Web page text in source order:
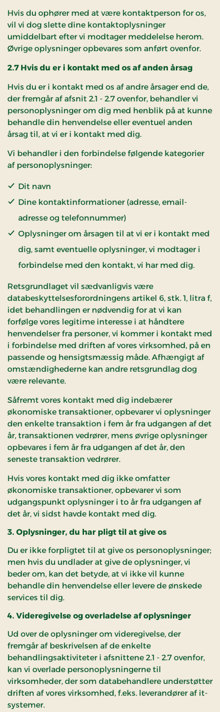
Hvis du ophører med at være kontaktperson for os,
vil vi dog slette dine kontaktoplysninger
umiddelbart efter vi modtager meddelelse herom.
Øvrige oplysninger opbevares som anført ovenfor.
2.7 Hvis du er i kontakt med os af anden årsag
Hvis du er i kontakt med os af andre årsager end de,
der fremgår af afsnit 2.1 - 2.7 ovenfor, behandler vi
personoplysninger om dig med henblik på at kunne
behandle din henvendelse eller eventuel anden
årsag til, at vi er i kontakt med dig.
Vi behandler i den forbindelse følgende kategorier
af personoplysninger:
Dit navn
Dine kontaktinformationer (adresse, email-
adresse og telefonnummer)
Oplysninger om årsagen til at vi er i kontakt med
dig, samt eventuelle oplysninger, vi modtager i
forbindelse med den kontakt, vi har med dig.
Retsgrundlaget vil sædvanligvis være
databeskyttelsesforordningens artikel 6, stk. 1, litra f,
idet behandlingen er nødvendig for at vi kan
forfølge vores legitime interesse i at håndtere
henvendelser fra personer, vi kommer i kontakt med
i forbindelse med driften af vores virksomhed, på en
passende og hensigtsmæssig måde. Afhængigt af
omstændighederne kan andre retsgrundlag dog
være relevante.
Såfremt vores kontakt med dig indebærer
økonomiske transaktioner, opbevarer vi oplysninger
den enkelte transaktion i fem år fra udgangen af det
år, transaktionen vedrører, mens øvrige oplysninger
opbevares i fem år fra udgangen af det år, den
seneste transaktion vedrører.
Hvis vores kontakt med dig ikke omfatter
økonomiske transaktioner, opbevarer vi som
udgangspunkt oplysninger i to år fra udgangen af
det år, vi sidst havde kontakt med dig.
3. Oplysninger, du har pligt til at give os
Du er ikke forpligtet til at give os personoplysninger;
men hvis du undlader at give de oplysninger, vi
beder om, kan det betyde, at vi ikke vil kunne
behandle din henvendelse eller levere de ønskede
services til dig.
4. Videregivelse og overladelse af oplysninger
Ud over de oplysninger om videregivelse, der
fremgår af beskrivelsen af de enkelte
behandlingsaktiviteter i afsnittene 2.1 - 2.7 ovenfor,
kan vi overlade personoplysningerne til
virksomheder, der som databehandlere understøtter
driften af vores virksomhed, f.eks. leverandører af it-
systemer.